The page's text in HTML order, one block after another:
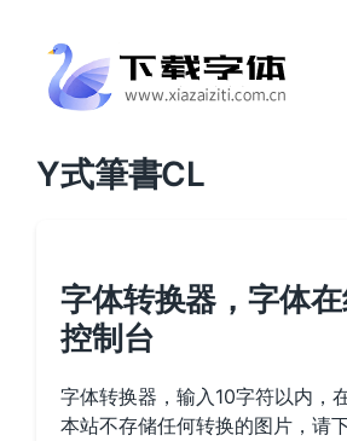
Y式筆書CL
字体转换器，字体
控制台
字体转换器，输入10字符以内，
本站不存储任何转换的图片，请